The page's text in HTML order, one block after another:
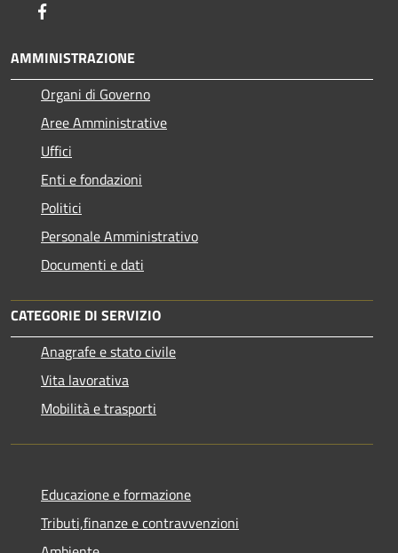
AMMINISTRAZIONE
Organi di Governo
Aree Amministrative
Uffici
Enti e fondazioni
Politici
Personale Amministrativo
Documenti e dati
CATEGORIE DI SERVIZIO
Anagrafe e stato civile
Vita lavorativa
Mobilità e trasporti
Educazione e formazione
Tributi,finanze e contravvenzioni